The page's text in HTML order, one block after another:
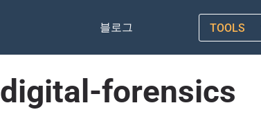
블로그 TOOLS
digital-forensics